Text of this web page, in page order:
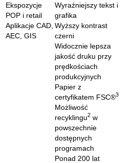
Ekspozycje
POP i retail
Wyraźniejszy tekst i
grafika
Aplikacje CAD,
AEC, GIS
Wyższy kontrast
czerni
Widocznie lepsza
jakość druku przy
prędkościach
produkcyjnych
Papier z
certyfikatem FSC®3
Możliwość
recyklingu2 w
powszechnie
dostępnych
programach
Ponad 200 lat